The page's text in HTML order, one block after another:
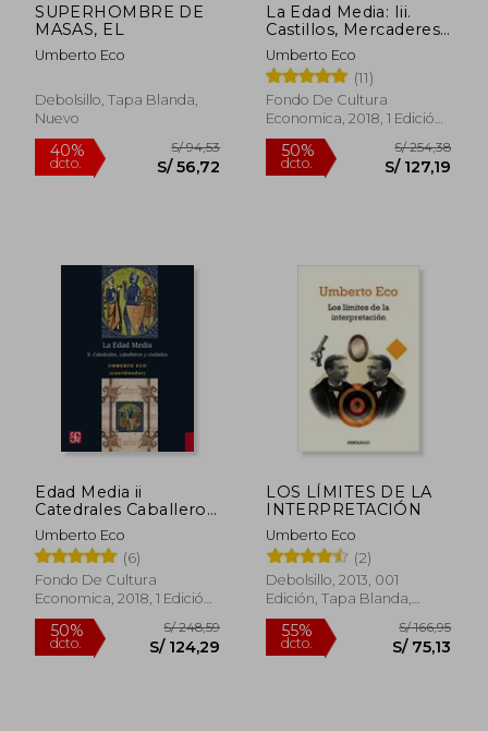
S/ 87,42
SUPERHOMBRE DE
MASAS, EL
Umberto Eco
Debolsillo, Tapa Blanda,
Nuevo
La Edad Media: Iii.
Castillos, Mercaderes
y Poetas (Historia
Umberto Eco
(11)
Fondo De Cultura
Economica, 2018, 1 Edición,
Tapa Blanda, Nuevo
Edad Media ii
Catedrales Caballeros
y Ciudades
Umberto Eco
(6)
Fondo De Cultura
Economica, 2018, 1 Edición,
Tapa Blanda, Nuevo
LOS LÍMITES DE LA
INTERPRETACIÓN
Umberto Eco
(2)
Debolsillo, 2013, 001
Edición, Tapa Blanda,
Nuevo